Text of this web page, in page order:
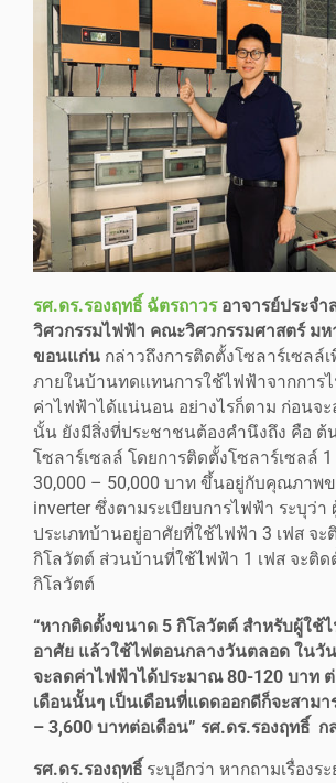
รศ.ดร.รองฤทธิ์ ฉัตรถาวรอาจารย์ประจำ
วิศวกรรมไฟฟ้า คณะวิศวกรรมศาสตร์ มห
ขอนแก่น กล่าวถึงการติดตั้งโซลาร์เซลล์
ภายในบ้านทดแทนการใช้ไฟฟ้าจากการ
ค่าไฟฟ้าได้แน่นอน อย่างไรก็ตาม ก่อนจ
นั้น ยังมีสิ่งที่ประชาชนต้องคำนึงถึง คือ ต้
โซลาร์เซลล์ โดยการติดตั้งโซลาร์เซลล์
30,000 – 50,000 บาท ขึ้นอยู่กับคุณภาพ
inverter ซึ่งตามระเบียบการไฟฟ้า ระบุว่า
ประเภทบ้านอยู่อาศัยที่ใช้ไฟฟ้า 3 เฟส จะ
กิโลวัตต์ ส่วนบ้านที่ใช้ไฟฟ้า 1 เฟส จะติด
กิโลวัตต์
“หากติดตั้งขนาด 5 กิโลวัตต์ สำหรับผู้ใช้
อาศัย แล้วใช้ไฟตอนกลางวันตลอด ในวั
จะลดค่าไฟฟ้าได้ประมาณ 80-120 บาท
เดือนนั้นๆ เป็นเดือนที่แดดออกดีก็จะสามา
– 3,600 บาทต่อเดือน” รศ.ดร.รองฤทธิ์ ก
รศ.ดร.รองฤทธิ์ ระบุอีกว่า หากถามเรื่องร